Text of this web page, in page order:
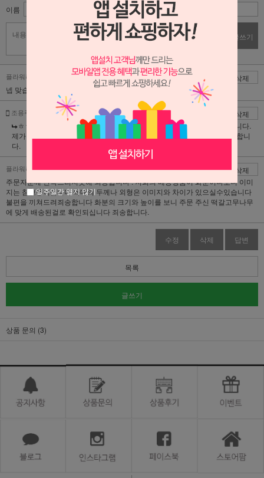
이름 비밀번호
댓글쓰기
플라워리퍼블릭 | 2026-06-29 삭제
댓글
넵 맞습니다 고객님! 해당 식물은 떡갈고무나무 로 배송되셨습니다!
조용주 | 2026-06-29 삭제
ㅎㅎ 제가 떡갈고무나무 인지를 문의한것이 아니라 사이즈를 문의한겁니다.
제가 주문한 제품의 목대가 손목 두께는 되는데, 배송된 떡갈은 손가락만 합니
다.
플라워리퍼블릭 | 2026-06-30 삭제
댓글
주문자분께 만족드리지못해 죄송합니다 . 저희의 배송상품이 화분이다보니 이미
지는 참고용이십니다 목대의 두께나 외형은 이미지와 차이가 있으실수있습니다
불편을 끼쳐드려죄송합니다 화분의 크기와 높이를 보니 주문 주신 떡갈고무나무
에 맞게 배송된걸로 확인되십니다 죄송합니다.
수정 삭제 답변
목록
글쓰기
상품 문의 (3)
일주일간 열지 않기